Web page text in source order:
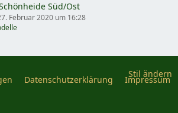
Süd/Ost
Februar 2020 um 16:28
Stil ändern
Datenschutzerklärung Impressum